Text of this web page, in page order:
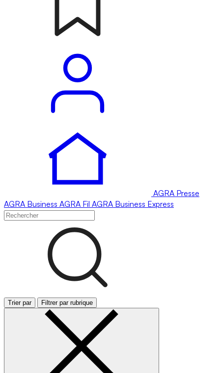
AGRA Presse
AGRA Business AGRA Fil AGRA Business Express
Trier par Filtrer par rubrique